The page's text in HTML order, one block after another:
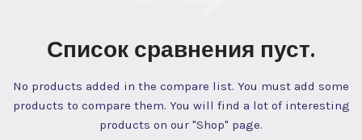
Список сравнения пуст.
No products added in the compare list. You must add some
products to compare them. You will find a lot of interesting
products on our "Shop" page.